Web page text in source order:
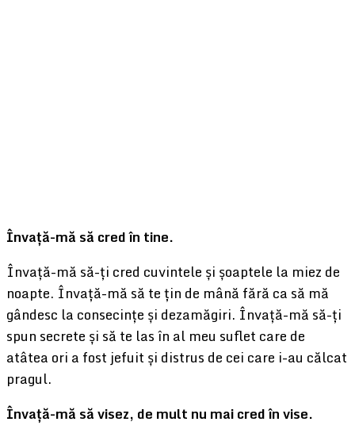
Învață-mă să cred în tine.
Învață-mă să-ți cred cuvintele și șoaptele la miez de
noapte. Învață-mă să te țin de mână fără ca să mă
gândesc la consecințe și dezamăgiri. Învață-mă să-ți
spun secrete și să te las în al meu suflet care de
atâtea ori a fost jefuit și distrus de cei care i-au călcat
pragul.
Învață-mă să visez, de mult nu mai cred în vise.